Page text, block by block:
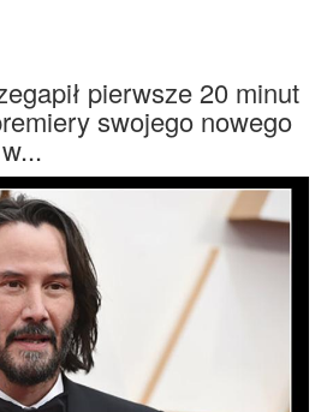
pierwsze 20 minut
swojego nowego